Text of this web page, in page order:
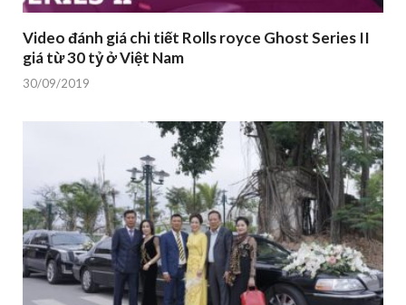
Video đánh giá chi tiết Rolls royce Ghost Series II
giá từ 30 tỷ ở Việt Nam
30/09/2019